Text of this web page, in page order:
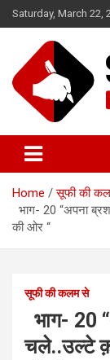
Skip
to
Saturday, March 22,
सूफी की
Home
सूफी की
भाग- 20 “अपना
की ओर “
सूफी की कलम से
भाग- 20
चले..उल्टे